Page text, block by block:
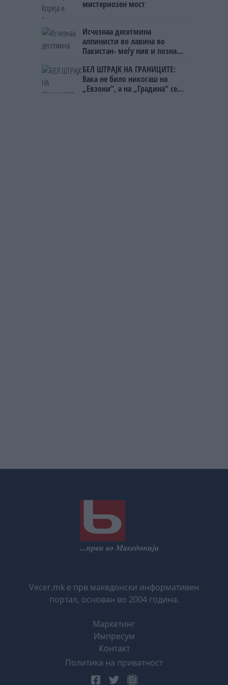
мистериозен мост
Исчезнаа десетмина
алпинисти во лавина во
Пакистан- меѓу нив и познат
БЕЛ ШТРАЈК НА ГРАНИЦИТЕ:
Вака не било никогаш на
„Евзони“, а на „Градина“ се
Vecer.mk е прв македонски информативен
портал, основан во 2004 година.
Маркетинг
Импресум
Контакт
Политика на приватност